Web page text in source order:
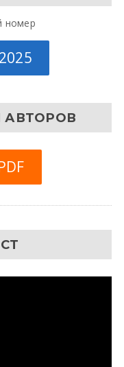
номер
АВТОРОВ